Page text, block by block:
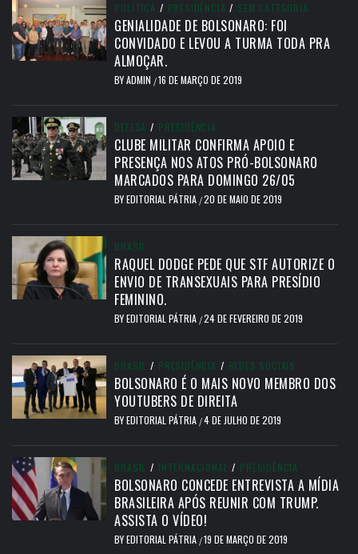
POLÍTICA / PRESIDÊNCIA / SEM CATEGORIA
GENIALIDADE DE BOLSONARO: FOI
CONVIDADO E LEVOU A TURMA TODA PRA
ALMOÇAR.
BYADMIN /16 DE MARÇO DE 2019
DEFESA / PRESIDÊNCIA
CLUBE MILITAR CONFIRMA APOIO E
PRESENÇA NOS ATOS PRÓ-BOLSONARO
MARCADOS PARA DOMINGO 26/05
BYEDITORIAL PÁTRIA /20 DE MAIO DE 2019
BRASIL
RAQUEL DODGE PEDE QUE STF AUTORIZE O
ENVIO DE TRANSEXUAIS PARA PRESÍDIO
FEMININO.
BYEDITORIAL PÁTRIA /24 DE FEVEREIRO DE 2019
BRASIL / PRESIDÊNCIA / REDES SOCIAIS
BOLSONARO É O MAIS NOVO MEMBRO DOS
YOUTUBERS DE DIREITA
BYEDITORIAL PÁTRIA /4 DE JULHO DE 2019
BRASIL / INTERNACIONAL / PRESIDÊNCIA
BOLSONARO CONCEDE ENTREVISTA A MÍDIA
BRASILEIRA APÓS REUNIR COM TRUMP.
ASSISTA O VÍDEO!
BYEDITORIAL PÁTRIA /19 DE MARÇO DE 2019